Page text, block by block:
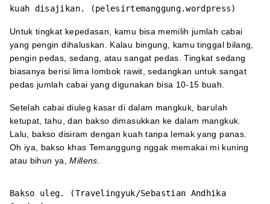
kuah disajikan. (pelesirtemanggung.wordpress)
Untuk tingkat kepedasan, kamu bisa memilih jumlah cabai
yang pengin dihaluskan. Kalau bingung, kamu tinggal bilang,
pengin pedas, sedang, atau sangat pedas. Tingkat sedang
biasanya berisi lima lombok rawit, sedangkan untuk sangat
pedas jumlah cabai yang digunakan bisa 10-15 buah.
Setelah cabai diuleg kasar di dalam mangkuk, barulah
ketupat, tahu, dan bakso dimasukkan ke dalam mangkuk.
Lalu, bakso disiram dengan kuah tanpa lemak yang panas.
Oh iya, bakso khas Temanggung nggak memakai mi kuning
atau bihun ya,Millens.
Bakso uleg. (Travelingyuk/Sebastian Andhika